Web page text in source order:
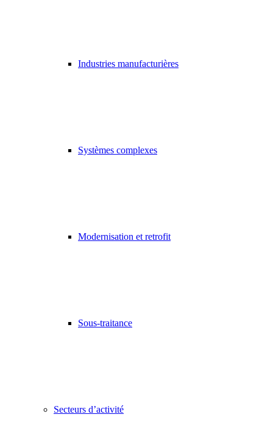
Industries manufacturières
Systèmes complexes
Modernisation et retrofit
Sous-traitance
Secteurs d’activité